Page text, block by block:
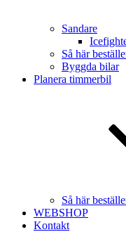
Sandare
Så här
Byggda bilar
Planera timmerbil
Så här
WEBSHOP
Kontakt